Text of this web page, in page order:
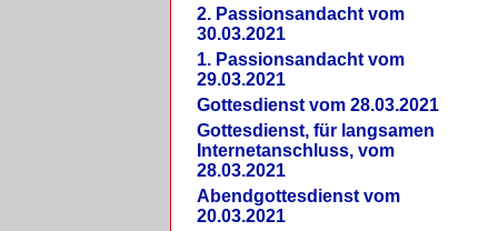
2. Passionsandacht vom
30.03.2021
1. Passionsandacht vom
29.03.2021
Gottesdienst vom 28.03.2021
Gottesdienst, für langsamen
Internetanschluss, vom
28.03.2021
Abendgottesdienst vom
20.03.2021